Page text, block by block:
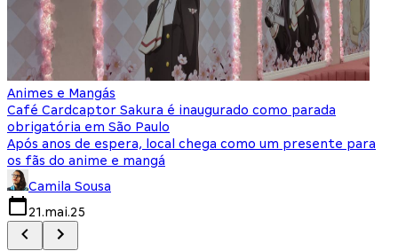
Animes e Mangás
Café Cardcaptor Sakura é inaugurado como parada
obrigatória em São Paulo
Após anos de espera, local chega como um presente para
os fãs do anime e mangá
Camila Sousa
21.mai.25